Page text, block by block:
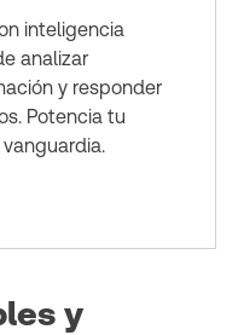
inteligencia
analizar
y responder
Potencia tu
y